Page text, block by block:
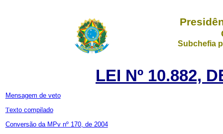
Subchefia
LEI Nº 10.882,
Mensagem de veto
Texto compilado
Conversão da MPv nº 170, de 2004